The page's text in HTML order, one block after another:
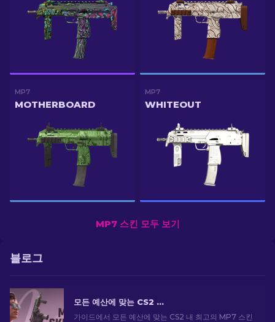
MP7
MOTHERBOARD
MP7
WHITEOUT
MP7 스킨 모두 보기
블로그
모든 예산에 맞는 CS2 최고의 MP7 스킨 [2026]
가이드에서 모든 예산에 맞는 CS2 내 최고의 MP7 스킨